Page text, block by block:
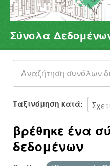
Σύνολα Δεδομένων
Φορείς
Ομάδες
Σχετικά
Σύνολα
Ταξινόμηση κατά
βρέθηκε ένα
δεδομένων